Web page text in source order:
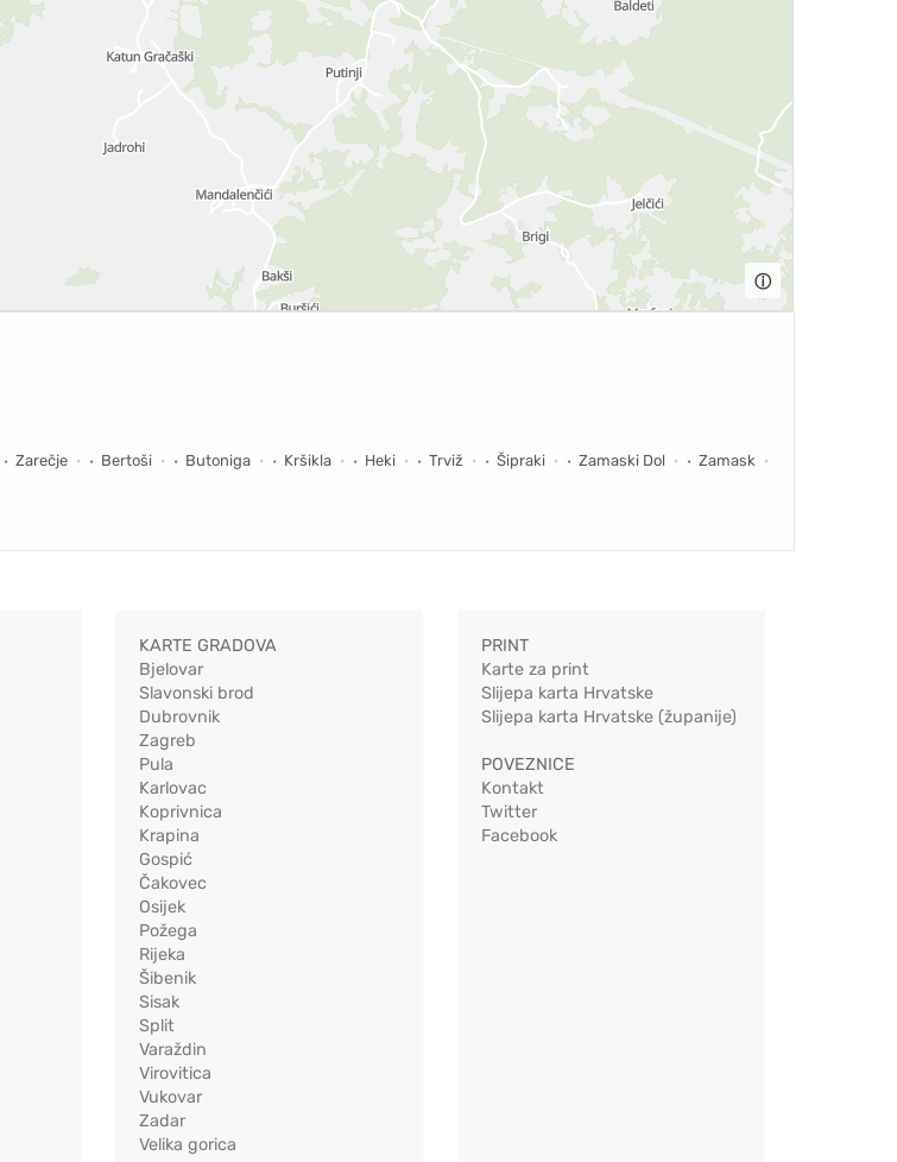
ⓘ
Zarečje Bertoši Butoniga Kršikla Heki Trviž Šipraki Zamaski Dol
Zamask
KARTE GRADOVA
Bjelovar
Slavonski brod
Dubrovnik
Zagreb
Pula
Karlovac
Koprivnica
Krapina
Gospić
Čakovec
Osijek
Požega
Rijeka
Šibenik
Sisak
Split
Varaždin
Virovitica
Vukovar
Zadar
Velika gorica
PRINT
Karte za print
Slijepa karta Hrvatske
Slijepa karta Hrvatske (županije)
POVEZNICE
Kontakt
Twitter
Facebook